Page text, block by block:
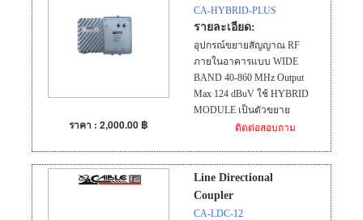
CA-HYBRID-PLUS
รายละเอียด:
อุปกรณ์ขยายสัญญาณ RF
ภายในอาคารแบบ WIDE
BAND 40-860 MHz Output
Max 124 dBuV ใช้ HYBRID
MODULE เป็นตัวขยาย
สัญญาณ เกนขยาย 34 dB
เนียม ระบายความร้อนได้ดี
ราคา : 2,000.00 ฿ ติดต่อสอบถาม
Line Directional
Coupler
CA-LDC-12